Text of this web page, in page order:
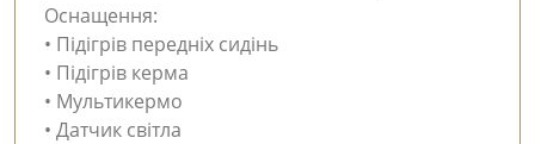
Оснащення:
• Підігрів передніх сидінь
• Підігрів керма
• Мультикермо
• Датчик світла